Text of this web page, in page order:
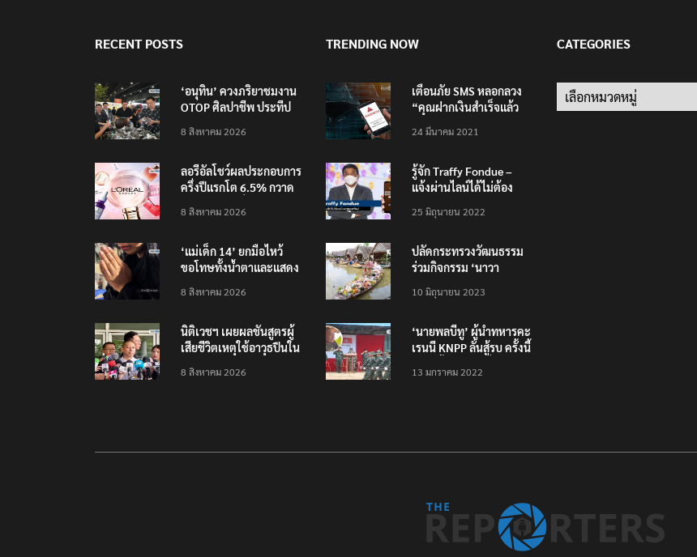
RECENT POSTS
‘อนุทิน’ ควงภริยาชมงาน
OTOP ศิลปาชีพ ประทีป
8 สิงหาคม 2026
ลอรีอัลโชว์ผลประกอบการ
ครึ่งปีแรกโต 6.5% กวาด
คว้าไลเซนส์ ‘กุชชี่’ 50 ปี
ตลาดไทย
8 สิงหาคม 2026
‘แม่เด็ก 14’ ยกมือไหว้
ขอโทษทั้งน้ำตาและแสดง
เสียชีวิต
8 สิงหาคม 2026
นิติเวชฯ เผยผลชันสูตรผู้
เสียชีวิตเหตุใช้อาวุธปืนใน
จุดสำคัญทั้งหมด
8 สิงหาคม 2026
TRENDING NOW
เตือนภัย SMS หลอกลวง
“คุณฝากเงินสำเร็จแล้ว
200,000 บาท”
24 มีนาคม 2021
รู้จัก Traffy Fondue –
แจ้งผ่านไลน์ได้ไม่ต้อง
ทั่วไทย ไม่ใช่แค่ในกรุง
25 มิถุนายน 2022
ปลัดกระทรวงวัฒนธรรม
ร่วมกิจกรรม ‘นาวา
ตักบาตรทางน้ำ
10 มิถุนายน 2023
‘นายพลบีทู’ ผู้นำทหารคะ
เรนนี KNPP ลั่นสู้รบ ครั้งนี้
ประชาชนต้องชนะ
13 มกราคม 2022
CATEGORIES
Categories